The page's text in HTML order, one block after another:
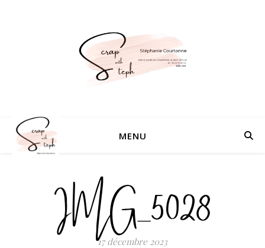
MENU
IMG_5028
17 décembre 2023